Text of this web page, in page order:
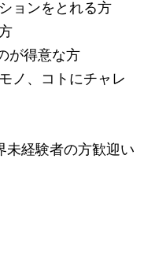
ョンをとれる方
が得意な方
ノ、コトにチャレ
未経験者の方歓迎い